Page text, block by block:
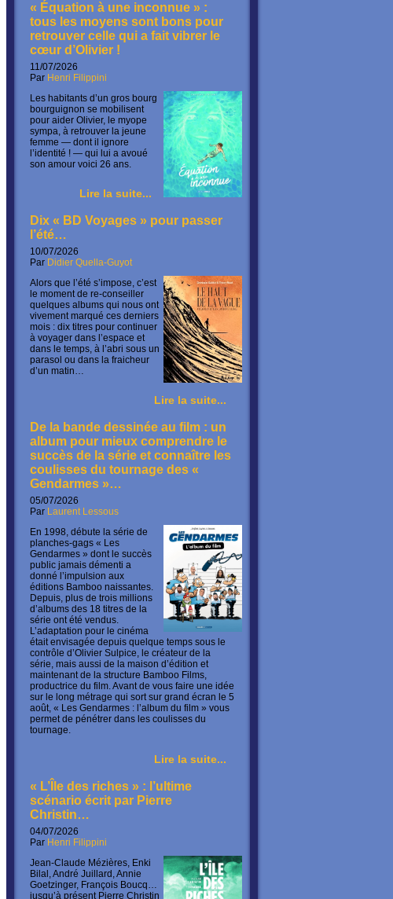
« Équation à une inconnue » :
tous les moyens sont bons pour
retrouver celle qui a fait vibrer le
cœur d’Olivier !
11/07/2026
Par Henri Filippini
Les habitants d’un gros bourg
bourguignon se mobilisent
pour aider Olivier, le myope
sympa, à retrouver la jeune
femme — dont il ignore
l’identité ! — qui lui a avoué
son amour voici 26 ans.
Lire la suite...
Dix « BD Voyages » pour passer
l’été…
10/07/2026
Par Didier Quella-Guyot
Alors que l’été s’impose, c’est
le moment de re-conseiller
quelques albums qui nous ont
vivement marqué ces derniers
mois : dix titres pour continuer
à voyager dans l’espace et
dans le temps, à l’abri sous un
parasol ou dans la fraicheur
d’un matin…
Lire la suite...
De la bande dessinée au film : un
album pour mieux comprendre le
succès de la série et connaître les
coulisses du tournage des «
Gendarmes »…
05/07/2026
Par Laurent Lessous
En 1998, débute la série de
planches-gags « Les
Gendarmes » dont le succès
public jamais démenti a
donné l’impulsion aux
éditions Bamboo naissantes.
Depuis, plus de trois millions
d’albums des 18 titres de la
série ont été vendus.
L’adaptation pour le cinéma
était envisagée depuis quelque temps sous le
contrôle d’Olivier Sulpice, le créateur de la
série, mais aussi de la maison d’édition et
maintenant de la structure Bamboo Films,
productrice du film. Avant de vous faire une idée
sur le long métrage qui sort sur grand écran le 5
août, « Les Gendarmes : l’album du film » vous
permet de pénétrer dans les coulisses du
tournage.
Lire la suite...
« L’Île des riches » : l’ultime
scénario écrit par Pierre
Christin…
04/07/2026
Par Henri Filippini
Jean-Claude Mézières, Enki
Bilal, André Juillard, Annie
Goetzinger, François Boucq…
jusqu’à présent Pierre Christin